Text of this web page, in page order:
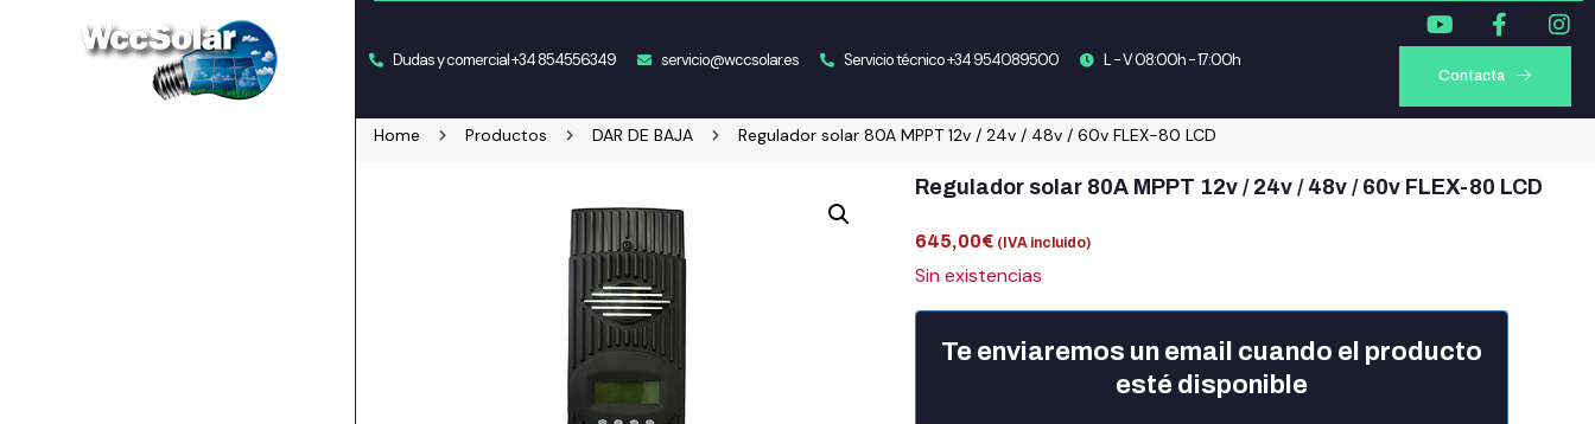
Dudas y comercial +34 854556349 servicio@wccsolar.es Servicio técnico +34 954089500 L - V 08:00h - 17:00h
Contacta
Home Productos DAR DE BAJA Regulador solar 80A MPPT 12v / 24v / 48v / 60v FLEX-80 LCD
Regulador solar 80A MPPT 12v / 24v / 48v / 60v FLEX-80 LCD
645,00€ (IVA incluido)
Sin existencias
Te enviaremos un email cuando el producto
esté disponible